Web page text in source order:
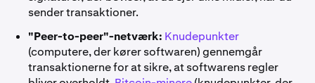
sender transaktioner.
"Peer-to-peer"-netværk: Knudepunkter
(computere, der kører softwaren) gennemgår
transaktionerne for at sikre, at softwarens regler